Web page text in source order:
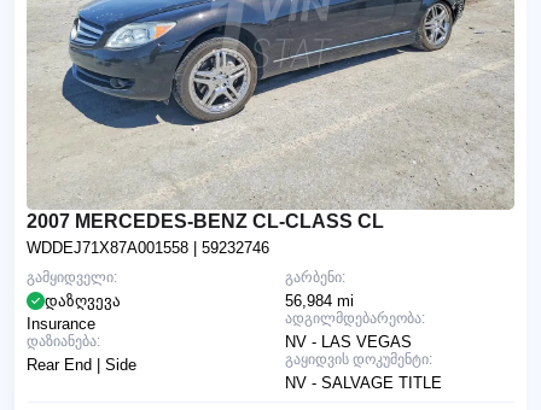
2007 MERCEDES-BENZ CL-CLASS CL
WDDEJ71X87A001558 | 59232746
გარბენი:
56,984 mi
ადგილმდებარეობა:
NV - LAS VEGAS
გაყიდვის დოკუმენტი:
NV - SALVAGE TITLE
გამყიდველი:
დაზღვევა
Insurance
დაზიანება:
Rear End | Side